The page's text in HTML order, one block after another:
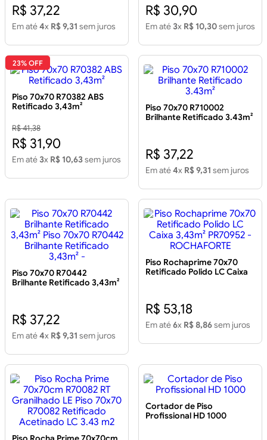
R$ 37,22
Em até4x R$ 9,31 sem juros
R$ 30,90
Em até 3x R$ 10,30sem juros
23% OFF
Piso 70x70 R70382 ABS
Retificado 3,43m²
R$ 41,38
R$ 31,90
Em até 3x R$ 10,63sem juros
Piso 70x70 R710002
Brilhante Retificado 3.43m²
R$ 37,22
Em até4x R$ 9,31 sem juros
Piso 70x70 R70442
Brilhante Retificado 3,43m²
R$ 37,22
Em até4x R$ 9,31 sem juros
Piso Rochaprime 70x70
Retificado Polido LC Caixa
R$ 53,18
Em até6x R$ 8,86sem juros
Cortador de Piso
Profissional HD 1000